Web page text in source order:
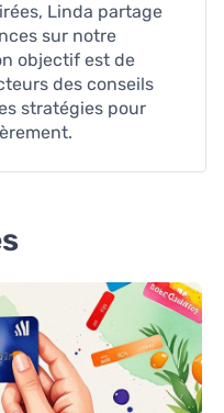
Linda partage
sur notre
objectif est de
des conseils
stratégies pour